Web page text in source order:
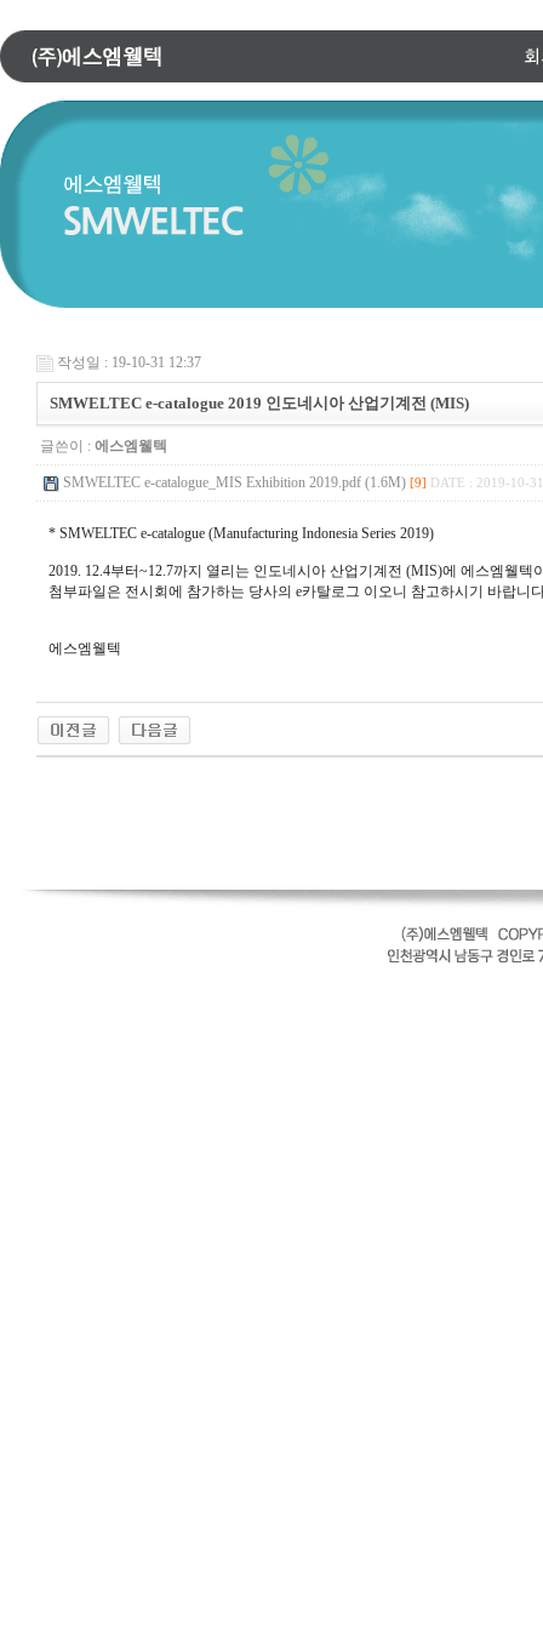
작성일 : 19-10-31 12:37
SMWELTEC e-catalogue 2019 인도네시아 산업기계전 (MIS)
글쓴이 : 에스엠웰텍
SMWELTEC e-catalogue_MIS Exhibition 2019.pdf (1.6M) [9] DATE : 2019-10-
* SMWELTEC e-catalogue (Manufacturing Indonesia Series 2019)
2019. 12.4부터~12.7까지 열리는 인도네시아 산업기계전 (MIS)에 에스엠웰텍
첨부파일은 전시회에 참가하는 당사의 e카탈로그 이오니 참고하시기 바랍니
에스엠웰텍